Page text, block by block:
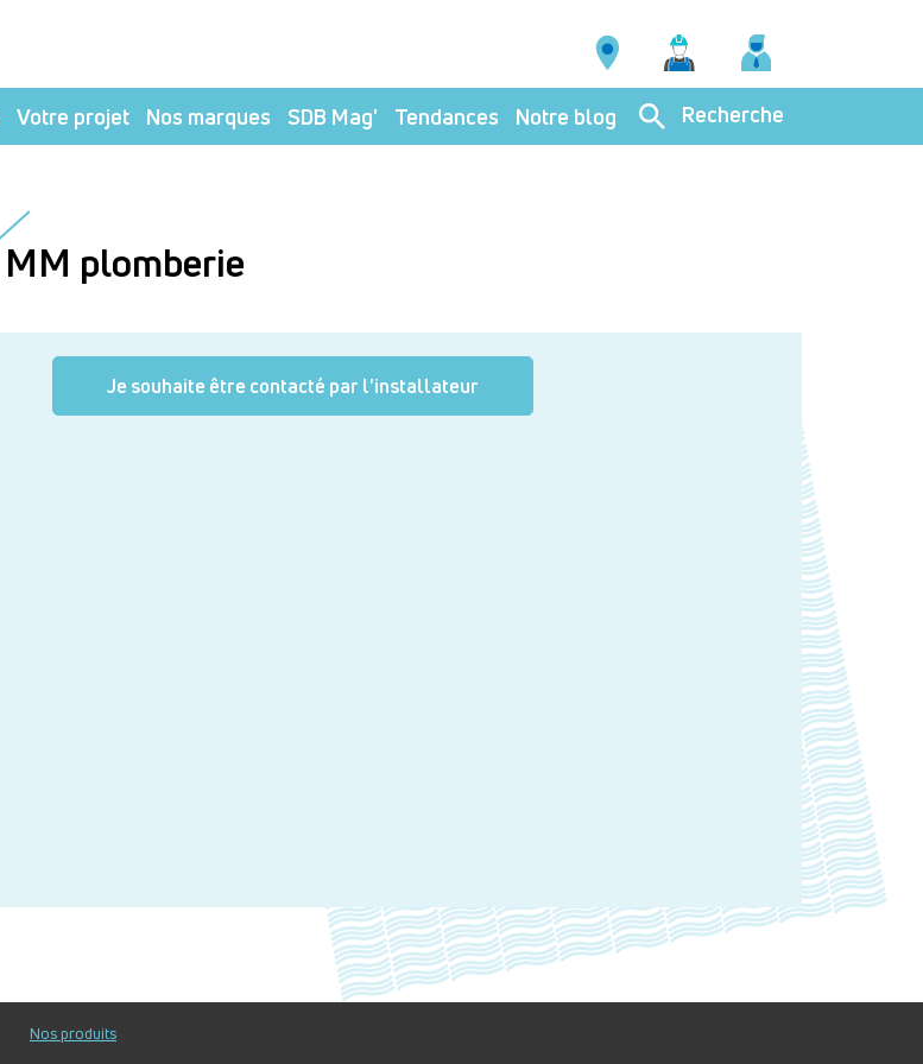
Votre projet Nos marques SDB Mag' Tendances Notre blog Recherche
MM plomberie
Je souhaite être contacté par l'installateur
Nos produits